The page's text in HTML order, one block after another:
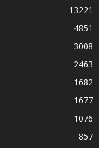
13221
4851
3008
2463
1682
1677
1076
857